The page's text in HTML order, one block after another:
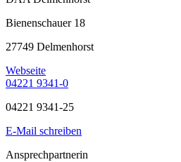
Bienenschauer 18
27749 Delmenhorst
Webseite
04221 9341-0
04221 9341-25
E-Mail schreiben
Ansprechpartnerin